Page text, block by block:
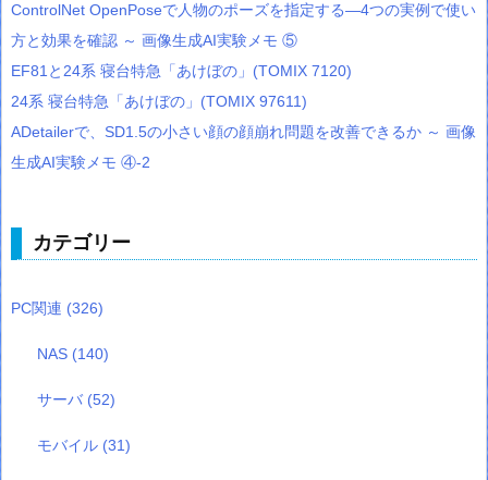
ControlNet OpenPoseで人物のポーズを指定する―4つの実例で使い
方と効果を確認 ～ 画像生成AI実験メモ ⑤
EF81と24系 寝台特急「あけぼの」(TOMIX 7120)
24系 寝台特急「あけぼの」(TOMIX 97611)
ADetailerで、SD1.5の小さい顔の顔崩れ問題を改善できるか ～ 画像
生成AI実験メモ ④-2
カテゴリー
PC関連 (326)
NAS (140)
サーバ (52)
モバイル (31)